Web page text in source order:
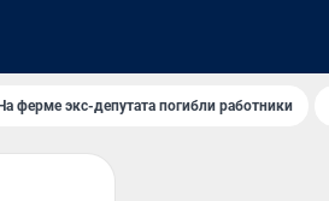
ферме экс-депутата погибли работники